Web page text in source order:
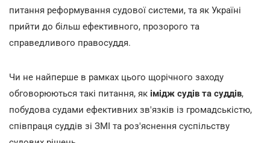
питання реформування судової системи, та як Україні
прийти до більш ефективного, прозорого та
справедливого правосуддя.
Чи не найперше в рамках цього щорічного заходу
обговорюються такі питання, як імідж судів та суддів,
побудова судами ефективних зв'язків із громадськістю,
співпраця суддів зі ЗМІ та роз'яснення суспільству